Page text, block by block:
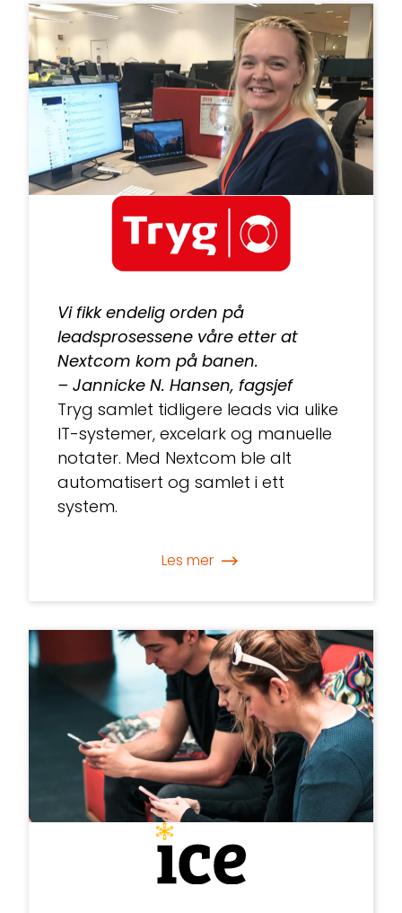
Vi fikk endelig orden på
leadsprosessene våre etter at
Nextcom kom på banen.
– Jannicke N. Hansen, fagsjef
Tryg samlet tidligere leads via ulike
IT-systemer, excelark og manuelle
notater. Med Nextcom ble alt
automatisert og samlet i ett
system.
Les mer